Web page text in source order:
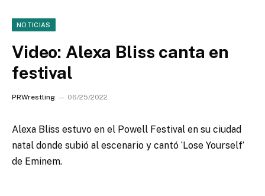
NOTICIAS
Video: Alexa Bliss canta en
festival
PRWrestling 06/25/2022
Alexa Bliss estuvo en el Powell Festival en su ciudad
natal donde subió al escenario y cantó ‘Lose Yourself’
de Eminem.